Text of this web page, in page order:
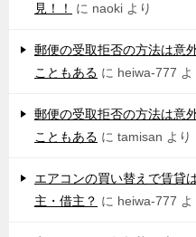
見！！
に naoki より
郵便の受取拒否の方法は意
こともある に heiwa-777 よ
郵便の受取拒否の方法は意
こともある に tamisan より
エアコンの買い替えで賃貸
主・借主？ に heiwa-777 よ